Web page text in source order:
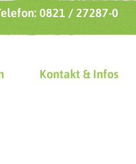
0821 / 27287-0
Kontakt & Infos